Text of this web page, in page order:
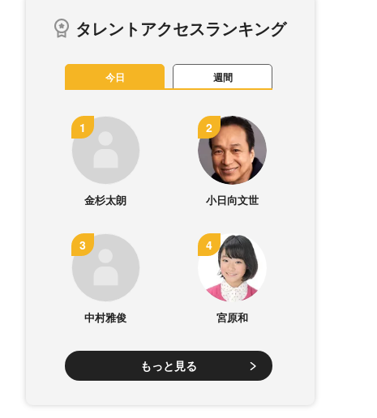
タレントアクセスランキング
今日 週間
金杉太朗 小日向文世
中村雅俊 宮原和
もっと見る